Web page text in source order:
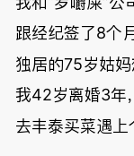
跟经纪签了8个
独居的75岁姑
我42岁离婚3年
去丰泰买菜遇上